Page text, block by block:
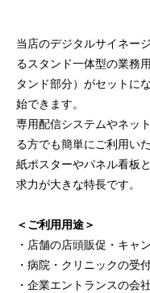
当店のデジタルサイネー
るスタンド一体型の業務
タンド部分）がセットに
始できます。
専用配信システムやネッ
る方でも簡単にご利用い
紙ポスターやパネル看板
求力が大きな特長です。
＜ご利用用途＞
・店舗の店頭販促・キャ
・病院・クリニックの受
・企業エントランスの会